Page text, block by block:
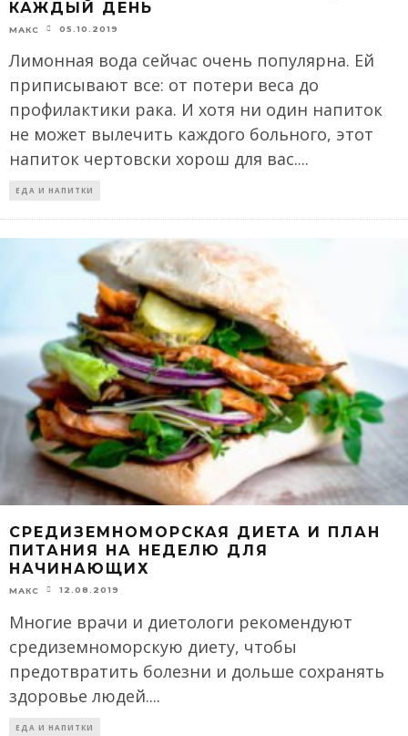
КАЖДЫЙ ДЕНЬ
МАКС 05.10.2019
Лимонная вода сейчас очень популярна. Ей
приписывают все: от потери веса до
профилактики рака. И хотя ни один напиток
не может вылечить каждого больного, этот
напиток чертовски хорош для вас....
ЕДА И НАПИТКИ
СРЕДИЗЕМНОМОРСКАЯ ДИЕТА И ПЛАН
ПИТАНИЯ НА НЕДЕЛЮ ДЛЯ
НАЧИНАЮЩИХ
МАКС 12.08.2019
Многие врачи и диетологи рекомендуют
средиземноморскую диету, чтобы
предотвратить болезни и дольше сохранять
здоровье людей....
ЕДА И НАПИТКИ